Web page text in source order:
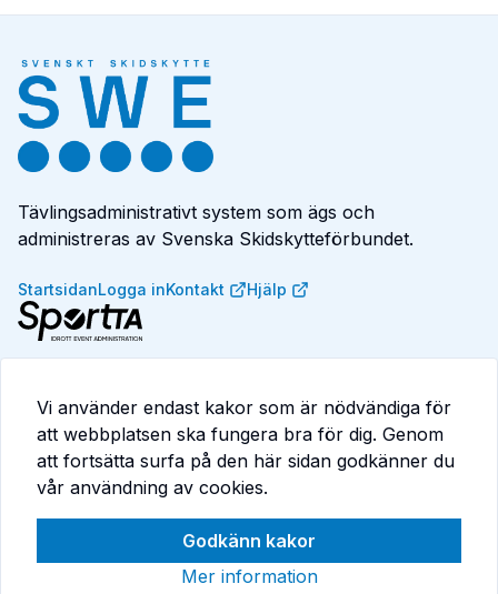
Tävlingsadministrativt system som ägs och
administreras av Svenska Skidskytteförbundet.
StartsidanLogga inKontakt Hjälp
idrottsförbund och föreningar som vill effektivisera sina
processer.
Läs mer på consid.com/sportta
Vi använder endast kakor som är nödvändiga för
att webbplatsen ska fungera bra för dig. Genom
att fortsätta surfa på den här sidan godkänner du
vår användning av cookies.
Godkänn kakor
Mer information